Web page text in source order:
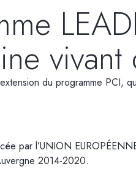
du programme PCI,
par l’UNION
2014-2020.